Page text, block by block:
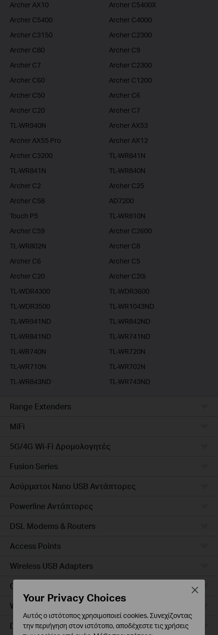
Archer AX10
Archer C5400X
Archer C5400
Archer C4000
Archer C3150
Archer C2300
Archer C80
Archer C9
Archer C7
Archer C2300
Archer C60
Archer C1200
Archer C50
Archer C6
Archer C20
Archer C7
TL-WR940N
Archer AX53
Archer AX55 Pro
Archer AX12
Archer C3200
TL-WR841N
TL-WR841N
TL-WR840N
Archer C2
Archer C25
Archer C58
AD7200
Touch P5
TL-WR810N
Archer C59
Archer C2600
TL-WR802N
Archer C8
Archer C6
Archer C5
Archer C20
Archer C20i
TL-WDR4300
TL-WDR3600
TL-WDR3500
TL-WR1043ND
TL-WR941ND
TL-WR842ND
TL-WR841ND
TL-WR741ND
TL-WR740N
TL-WR720N
TL-WR710N
TL-WR702N
TL-WR843ND
TL-WR743ND
Range Extenders
MiFi
5G/4G Wi-Fi Δρομολογητές
Fusion Series
Ασύρματοι Nano USB Αντάπτορες
Powerline Αντάπτορες
DSL Modems & Routers
Access Points
Wireless USB Adapters
Ceiling Mount
Wall Plate
Desktop
Your Privacy Choices
Αυτός ο ιστότοπος χρησιμοποιεί cookies. Συνεχίζοντας
την περιήγηση στον ιστότοπο, αποδέχεστε τις χρήσεις
Close